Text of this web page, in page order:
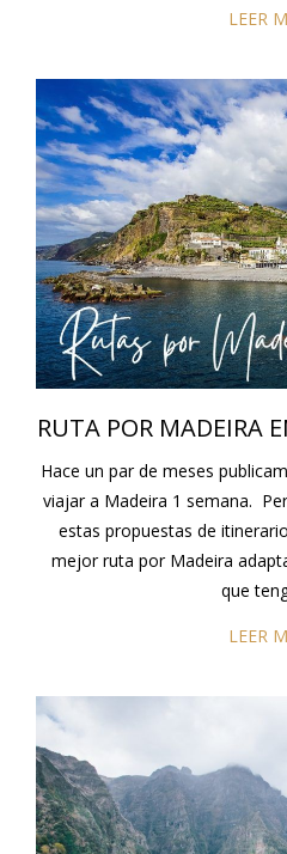
LEER
RUTA POR MADEIRA
Hace un par de meses
viajar a Madeira 1 semana.
estas propuestas de
mejor ruta por Madeira
que
LEER